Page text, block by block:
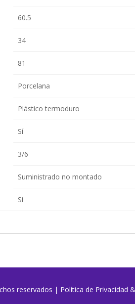
60.5
34
81
Porcelana
Plástico termoduro
Sí
3/6
Suministrado no montado
Sí
reservados | Política de Privacidad